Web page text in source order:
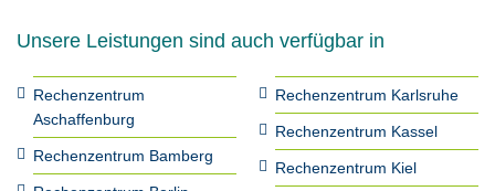
Unsere Leistungen sind auch verfügbar in
Rechenzentrum
Aschaffenburg
Rechenzentrum Bamberg
Rechenzentrum Karlsruhe
Rechenzentrum Kassel
Rechenzentrum Kiel